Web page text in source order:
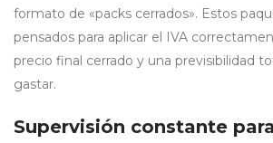
formato de «packs cerrados». Estos
pensados para aplicar el IVA
precio final cerrado y una previsibilidad
gastar.
Supervisión constante